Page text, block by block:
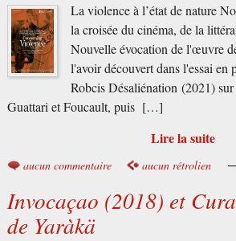
La violence à l’état de nature
la croisée du cinéma, de la
Nouvelle évocation de l'œuvre
l'avoir découvert dans l'essai en
Robcis Désaliénation (2021)
Guattari et Foucault, puis […]
Lire la suite
aucun commentaire aucun rétrolien
Invocaçao (2018) et
de Yaràkä